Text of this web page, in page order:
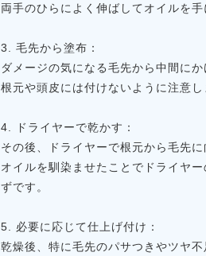
両手のひらによく伸ばしてオイルを手
3. 毛先から塗布：
ダメージの気になる毛先から中間に
根元や頭皮には付けないように注意
4. ドライヤーで乾かす：
その後、ドライヤーで根元から毛先に
オイルを馴染ませたことでドライヤ
ずです。
5. 必要に応じて仕上げ付け：
乾燥後、特に毛先のパサつきやツヤ